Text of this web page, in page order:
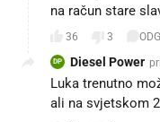
na račun stare
36 3
DP Diesel Power
Luka trenutno
ali na svjetskom